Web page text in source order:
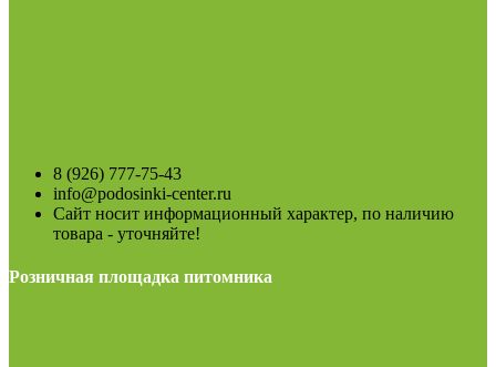
8 (926) 777-75-43
info@podosinki-center.ru
Сайт носит информационный характер, по наличию
товара - уточняйте!
Розничная площадка питомника